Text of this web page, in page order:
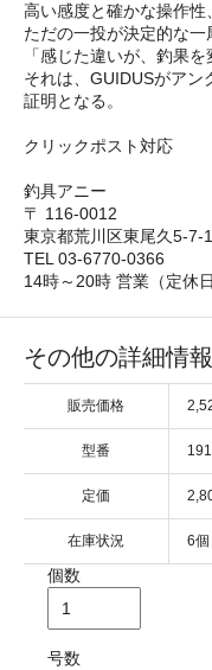
高い感度と確かな操作性
ただの一投が決定的な一
「感じた違いが、釣果を
それは、GUIDUSがアン
証明となる。
クリックポスト対応
釣具アニー
〒 116-0012
東京都荒川区東尾久5-7-
TEL 03-6770-0366
14時～20時 営業（定休
その他の詳細情報
販売価格
型番
定価
在庫状況 6個
個数
号数